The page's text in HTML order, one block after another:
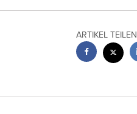
ARTIKEL TEILEN